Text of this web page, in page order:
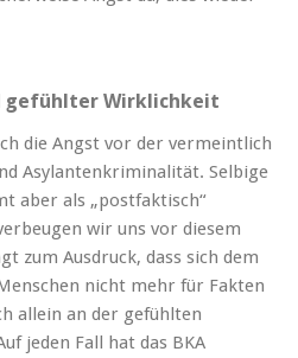
gefühlter Wirklichkeit
die Angst vor der vermeintlich
Asylantenkriminalität. Selbige
aber als „postfaktisch“
wir uns vor diesem
zum Ausdruck, dass sich dem
nicht mehr für Fakten
allein an der gefühlten
jeden Fall hat das BKA